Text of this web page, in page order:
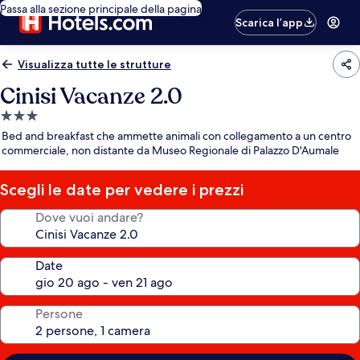
Passa alla sezione principale della pagina
Scarica l’app
Visualizza tutte le strutture
Cinisi Vacanze 2.0
Struttura
a
3.0
stelle
Bed and breakfast che ammette animali con collegamento a un centro
commerciale, non distante da Museo Regionale di Palazzo D'Aumale
Scegli le date per vedere i prezzi
Dove vuoi andare?
Date
Persone